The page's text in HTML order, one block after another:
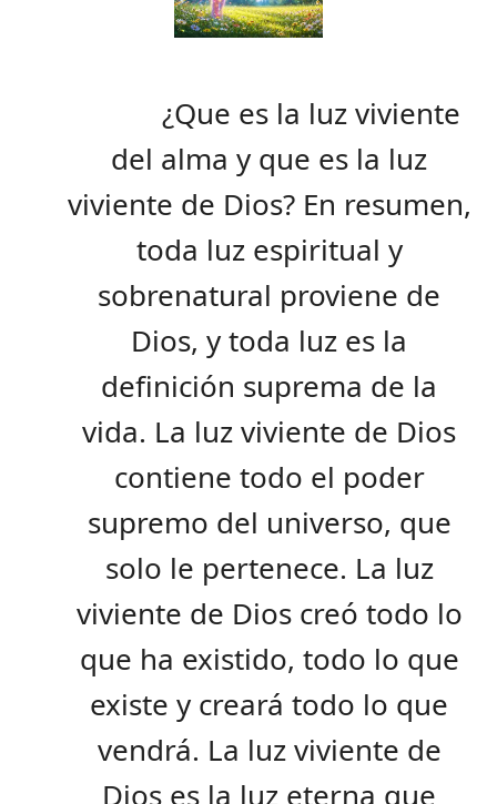
¿Que es la luz viviente
del alma y que es la luz
viviente de Dios? En resumen,
toda luz espiritual y
sobrenatural proviene de
Dios, y toda luz es la
definición suprema de la
vida. La luz viviente de Dios
contiene todo el poder
supremo del universo, que
solo le pertenece. La luz
viviente de Dios creó todo lo
que ha existido, todo lo que
existe y creará todo lo que
vendrá. La luz viviente de
Dios es la luz eterna que